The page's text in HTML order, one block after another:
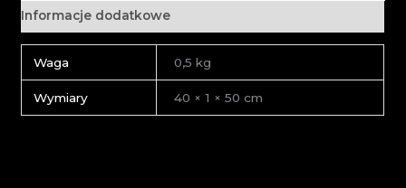
Informacje dodatkowe
Waga 0,5 kg
Wymiary 40 × 1 × 50 cm